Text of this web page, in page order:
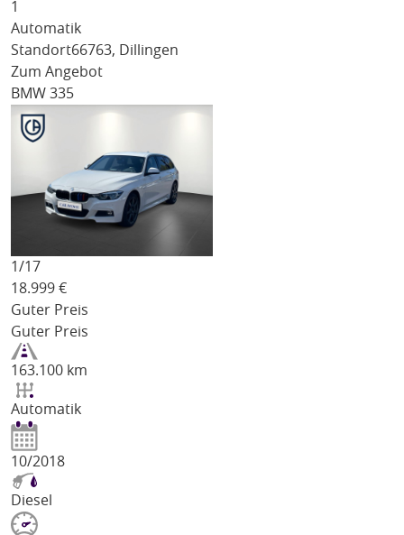
1
Automatik
Standort66763, Dillingen
Zum Angebot
BMW 335
1/17
18.999 €
Guter Preis
Guter Preis
163.100 km
Automatik
10/2018
Diesel